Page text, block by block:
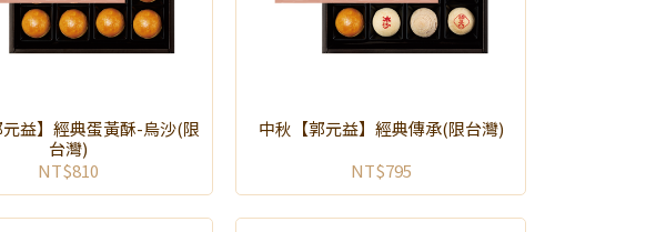
益】經典蛋黃酥-烏沙(限
台灣)
NT$810
中秋【郭元益】經典傳承(限台灣)
NT$795